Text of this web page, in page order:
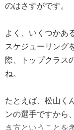
のはさすがです。
よく、いくつかあ
スケジューリング
際、トップクラス
ね。
たとえば、松山く
ンの選手ですから
き方ということを